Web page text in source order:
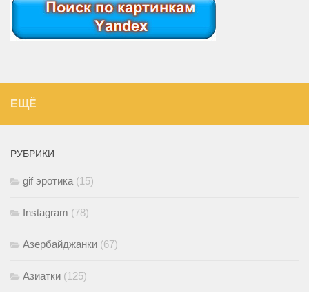
ЕЩЁ
РУБРИКИ
gif эротика (15)
Instagram (78)
Азербайджанки (67)
Азиатки (125)